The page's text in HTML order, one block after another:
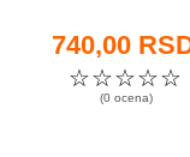
740,00
☆
☆
☆
☆
☆
(0 ocena)